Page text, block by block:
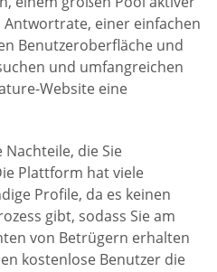
einer einfachen
Benutzeroberfläche und
und umfangreichen
Website eine
die Sie
Plattform hat viele
Profile, da es keinen
gibt, sodass Sie am
von Betrügern erhalten
kostenlose Benutzer die